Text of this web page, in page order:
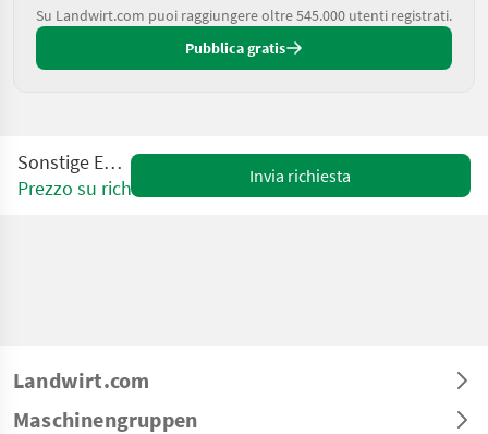
Su Landwirt.com puoi raggiungere oltre 545.000 utenti registrati.
Pubblica gratis
Sonstige ELV-50
Prezzo su richiesta
Invia richiesta
Landwirt.com
Maschinengruppen